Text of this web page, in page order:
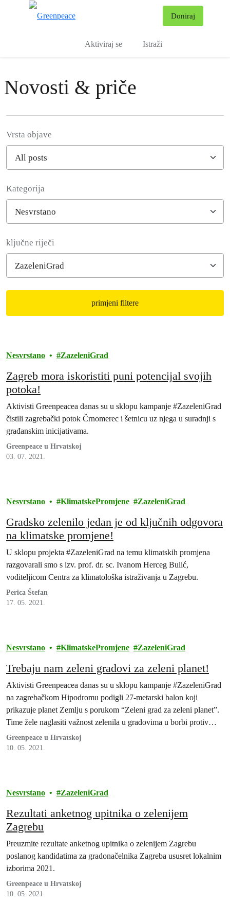
Doniraj
Aktiviraj se Istraži
Novosti & priče
Vrsta objave
Kategorija
ključne riječi
primjeni filtere
Nesvrstano ZazeleniGrad
Zagreb mora iskoristiti puni potencijal svojih
potoka!
Aktivisti Greenpeacea danas su u sklopu kampanje #ZazeleniGrad
čistili zagrebački potok Črnomerec i šetnicu uz njega u suradnji s
građanskim inicijativama.
Greenpeace u Hrvatskoj
03. 07. 2021.
Nesvrstano KlimatskePromjene ZazeleniGrad
Gradsko zelenilo jedan je od ključnih odgovora
na klimatske promjene!
U sklopu projekta #ZazeleniGrad na temu klimatskih promjena
razgovarali smo s izv. prof. dr. sc. Ivanom Herceg Bulić,
voditeljicom Centra za klimatološka istraživanja u Zagrebu.
Perica Štefan
17. 05. 2021.
Nesvrstano KlimatskePromjene ZazeleniGrad
Trebaju nam zeleni gradovi za zeleni planet!
Aktivisti Greenpeacea danas su u sklopu kampanje #ZazeleniGrad
na zagrebačkom Hipodromu podigli 27-metarski balon koji
prikazuje planet Zemlju s porukom “Zeleni grad za zeleni planet”.
Time žele naglasiti važnost zelenila u gradovima u borbi protiv
klimatskih promjena. Ovom prilikom predstavljeni su i odgovori
kandidatkinja i kandidata za gradonačelnika na Greenpeaceov apel
Greenpeace u Hrvatskoj
10. 05. 2021.
Nesvrstano ZazeleniGrad
Rezultati anketnog upitnika o zelenijem
Zagrebu
Preuzmite rezultate anketnog upitnika o zelenijem Zagrebu
poslanog kandidatima za gradonačelnika Zagreba ususret lokalnim
izborima 2021.
Greenpeace u Hrvatskoj
10. 05. 2021.